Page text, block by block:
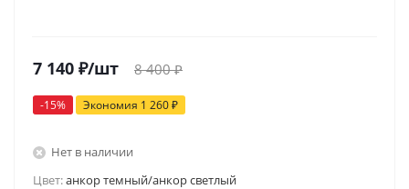
7 140 ₽/шт 8 400₽
-15% Экономия 1 260₽
Нет в наличии
Цвет:анкор темный/анкор светлый